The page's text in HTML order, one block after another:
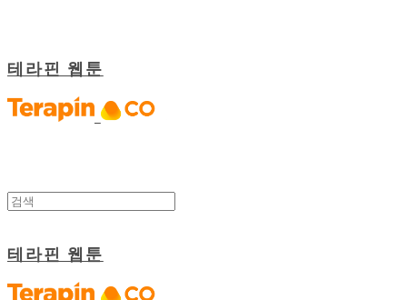
테라핀 웹툰
테라핀 웹툰